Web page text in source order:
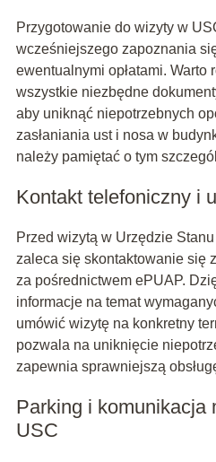
Przygotowanie do wizyty w
wcześniejszego zapoznania
ewentualnymi opłatami. Warto
wszystkie niezbędne
aby uniknąć niepotrzebnych
zasłaniania ust i nosa w
należy pamiętać o tym
Kontakt telefoniczny i
Przed wizytą w Urzędzie
zaleca się skontaktowanie się
za pośrednictwem ePUAP.
informacje na temat
umówić wizytę na konkretny
pozwala na uniknięcie
zapewnia sprawniejszą
Parking i komunikacja
USC